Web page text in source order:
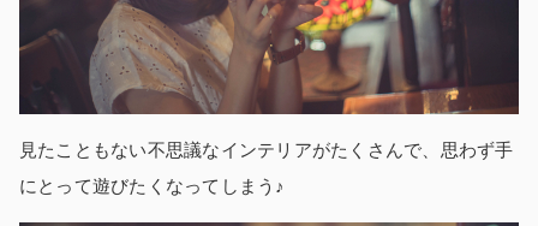
見たこともない不思議なインテリアがたくさんで、思わず手
にとって遊びたくなってしまう♪